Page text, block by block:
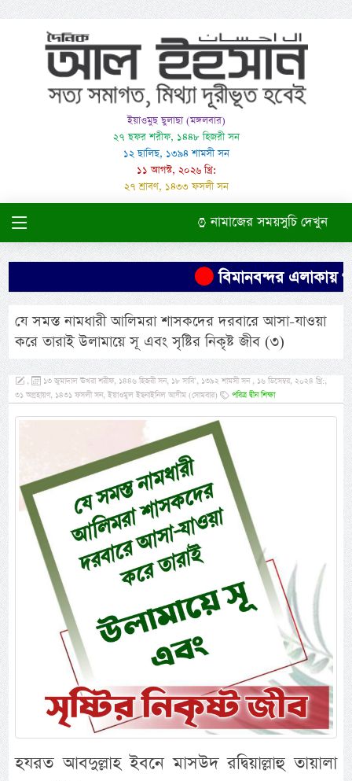
ইয়াওমুছ ছুলাছা (মঙ্গলবার)
২৭ ছফর শরীফ, ১৪৪৮ হিজরী সন
১২ ছালিছ, ১৩৯৪ শামসী সন
১১ আগস্ট, ২০২৬ খ্রি:
২৭ শ্রাবণ, ১৪৩৩ ফসলী সন
নামাজের সময়সুচি দেখুন
বিমানবন্দর এলাকায়
যে সমস্ত নামধারী আলিমরা শাসকদের দরবারে আসা-যাওয়া
করে তারাই উলামায়ে সূ এবং সৃষ্টির নিকৃষ্ট জীব (৩)
,
১৩ জুমাদাল ঊখরা শরীফ, ১৪৪৬ হিজরী সন, ১৮ সাবি’, ১৩৯২ শামসী সন , ১৬ ডিসেম্বর, ২০২৪ খ্রি:,
৩১ অগ্রহায়ণ, ১৪৩১ ফসলী সন, ইয়াওমুল ইছনাইনিল আযীম (সোমবার)
পবিত্র দ্বীন শিক্ষা
হযরত আবদুল্লাহ ইবনে মাসউদ রদ্বিয়াল্লাহু তায়ালা